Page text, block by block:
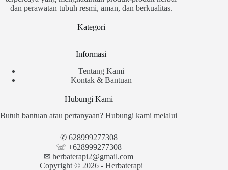
dan perawatan tubuh resmi, aman, dan berkualitas.
Kategori
Informasi
Tentang Kami
Kontak & Bantuan
Hubungi Kami
Butuh bantuan atau pertanyaan? Hubungi kami melalui
✆ 628999277308
☏ +628999277308
✉︎ herbaterapi2@gmail.com
Copyright © 2026 - Herbaterapi